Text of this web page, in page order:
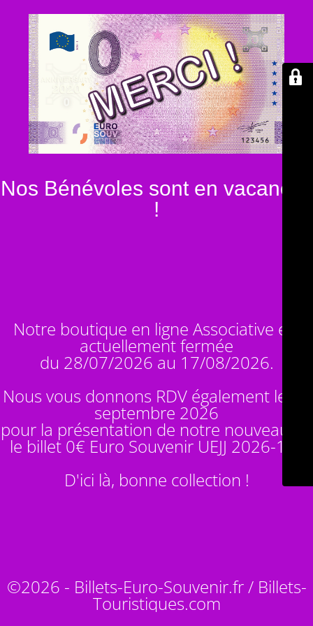
Nos Bénévoles sont en vacances
!
Notre boutique en ligne Associative est
actuellement fermée
du 28/07/2026 au 17/08/2026.
Nous vous donnons RDV également le 14
septembre 2026
pour la présentation de notre nouveauté :
le billet 0€ Euro Souvenir UEJJ 2026-10
D'ici là, bonne collection !
©2026 - Billets-Euro-Souvenir.fr / Billets-
Touristiques.com